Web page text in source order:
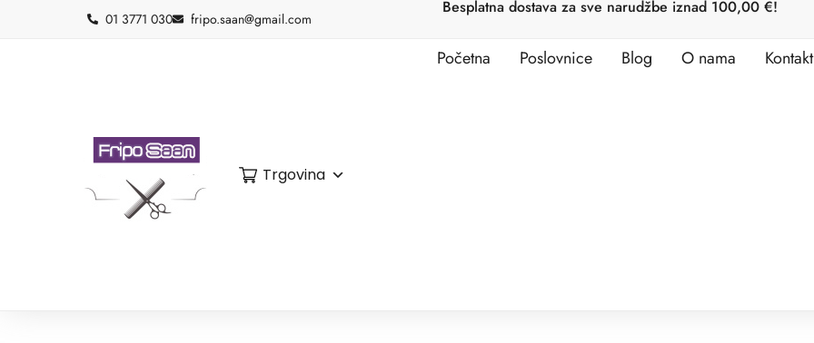
01 3771 030 fripo.saan@gmail.com
Besplatna dostava za sve narudžbe iznad 100,00 €!
Trgovina
Početna Poslovnice Blog O nama Kontakt